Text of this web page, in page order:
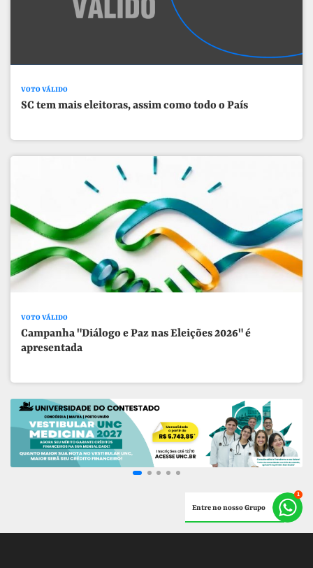
VOTO VÁLIDO
SC tem mais eleitoras, assim como todo o País
VOTO VÁLIDO
Campanha "Diálogo e Paz nas Eleições 2026" é
apresentada
Entre no nosso Grupo